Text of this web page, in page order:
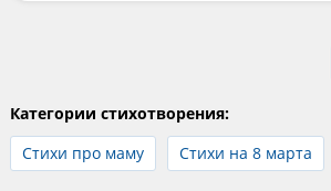
Категории стихотворения:
Стихи про маму
Стихи на 8 марта